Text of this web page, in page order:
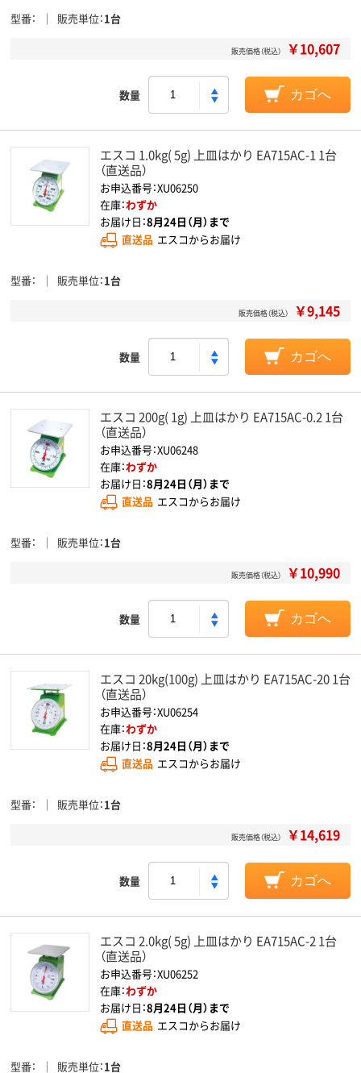
型番 販売単位 1台
販売価格（税込） ￥10,607
数量 カゴへ
エスコ 1.0kg( 5g) 上皿はかり EA715AC-1 1台
（直送品）
お申込番号：XU06250
在庫：わずか
お届け日：8月24日（月）まで
直送品 エスコからお届け
型番 販売単位 1台
販売価格（税込） ￥9,145
数量 カゴへ
エスコ 200g( 1g) 上皿はかり EA715AC-0.2 1台
（直送品）
お申込番号：XU06248
在庫：わずか
お届け日：8月24日（月）まで
直送品 エスコからお届け
型番 販売単位 1台
販売価格（税込） ￥10,990
数量 カゴへ
エスコ 20kg(100g) 上皿はかり EA715AC-20 1台
（直送品）
お申込番号：XU06254
在庫：わずか
お届け日：8月24日（月）まで
直送品 エスコからお届け
型番 販売単位 1台
販売価格（税込） ￥14,619
数量 カゴへ
エスコ 2.0kg( 5g) 上皿はかり EA715AC-2 1台
（直送品）
お申込番号：XU06252
在庫：わずか
お届け日：8月24日（月）まで
直送品 エスコからお届け
型番 販売単位 1台